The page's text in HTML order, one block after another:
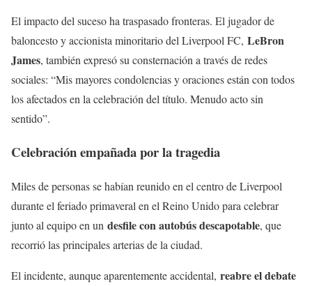
El impacto del suceso ha traspasado fronteras. El jugador de
baloncesto y accionista minoritario del Liverpool FC, LeBron
James, también expresó su consternación a través de redes
sociales: “Mis mayores condolencias y oraciones están con todos
los afectados en la celebración del título. Menudo acto sin
sentido”.
Celebración empañada por la tragedia
Miles de personas se habían reunido en el centro de Liverpool
durante el feriado primaveral en el Reino Unido para celebrar
junto al equipo en un desfile con autobús descapotable, que
recorrió las principales arterias de la ciudad.
El incidente, aunque aparentemente accidental, reabre el debate